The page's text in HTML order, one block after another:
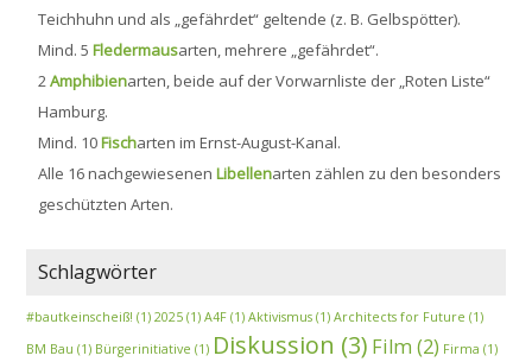
Teichhuhn und als „gefährdet“ geltende (z. B. Gelbspötter).
Mind. 5Fledermausarten, mehrere „gefährdet“.
2Amphibienarten, beide auf der Vorwarnliste der „Roten Liste“
Hamburg.
Mind. 10Fischarten im Ernst-August-Kanal.
Alle 16 nachgewiesenen Libellenarten zählen zu den besonders
geschützten Arten.
Schlagwörter
#bautkeinscheiß! (1) 2025 (1) A4F (1) Aktivismus (1) Architects for Future (1)
BM Bau (1) Bürgerinitiative (1) Diskussion (3) Film (2) Firma (1)